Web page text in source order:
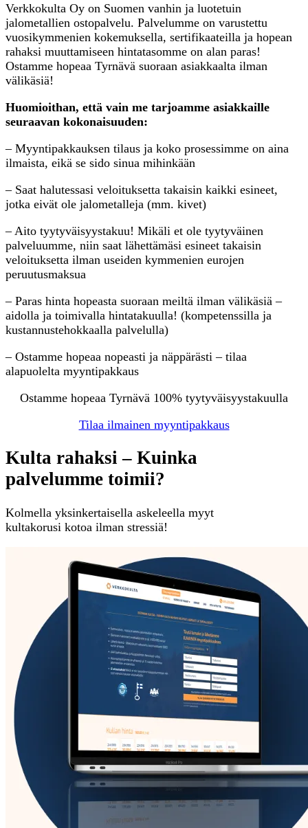
Verkkokulta Oy on Suomen vanhin ja luotetuin
jalometallien ostopalvelu. Palvelumme on varustettu
vuosikymmenien kokemuksella, sertifikaateilla ja hopean
rahaksi muuttamiseen hintatasomme on alan paras!
Ostamme hopeaa Tyrnävä suoraan asiakkaalta ilman
välikäsiä!
Huomioithan, että vain me tarjoamme asiakkaille
seuraavan kokonaisuuden:
– Myyntipakkauksen tilaus ja koko prosessimme on aina
ilmaista, eikä se sido sinua mihinkään
– Saat halutessasi veloituksetta takaisin kaikki esineet,
jotka eivät ole jalometalleja (mm. kivet)
– Aito tyytyväisyystakuu! Mikäli et ole tyytyväinen
palveluumme, niin saat lähettämäsi esineet takaisin
veloituksetta ilman useiden kymmenien eurojen
peruutusmaksua
– Paras hinta hopeasta suoraan meiltä ilman välikäsiä –
aidolla ja toimivalla hintatakuulla! (kompetenssilla ja
kustannustehokkaalla palvelulla)
– Ostamme hopeaa nopeasti ja näppärästi – tilaa
alapuolelta myyntipakkaus
Ostamme hopeaa Tyrnävä 100% tyytyväisyystakuulla
Tilaa ilmainen myyntipakkaus
Kulta rahaksi – Kuinka
palvelumme toimii?
Kolmella yksinkertaisella askeleella myyt
kultakorusi kotoa ilman stressiä!